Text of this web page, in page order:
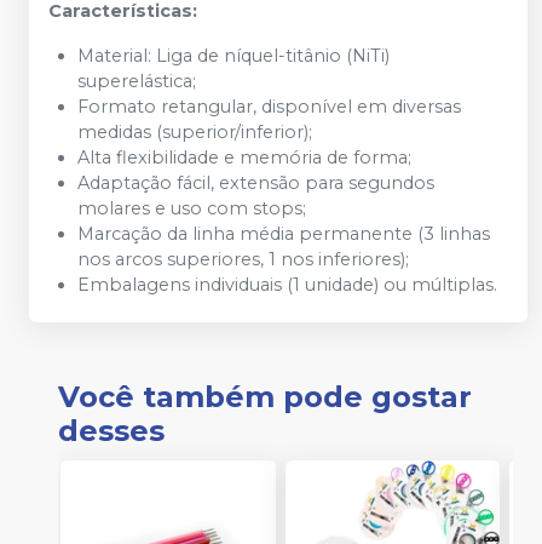
Características:
Material: Liga de níquel-titânio (NiTi)
superelástica;
Formato retangular, disponível em diversas
medidas (superior/inferior);
Alta flexibilidade e memória de forma;
Adaptação fácil, extensão para segundos
molares e uso com stops;
Marcação da linha média permanente (3 linhas
nos arcos superiores, 1 nos inferiores);
Embalagens individuais (1 unidade) ou múltiplas.
Você também pode gostar
desses